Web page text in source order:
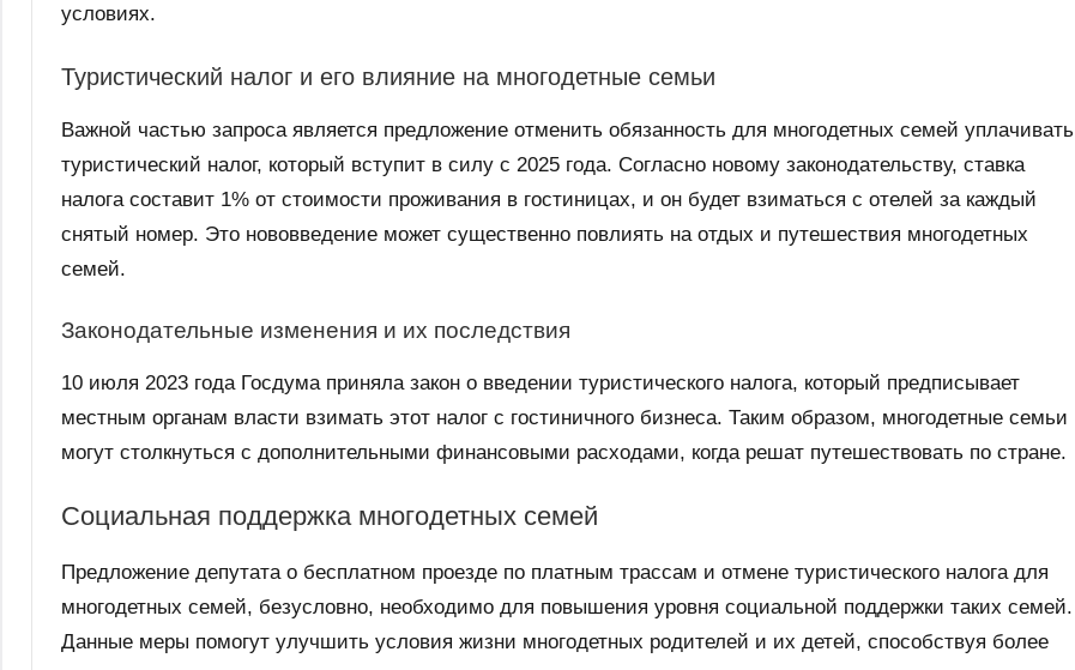
условиях.
Туристический налог и его влияние на многодетные семьи
Важной частью запроса является предложение отменить обязанность для многодетных семей уплачивать
туристический налог, который вступит в силу с 2025 года. Согласно новому законодательству, ставка
налога составит 1% от стоимости проживания в гостиницах, и он будет взиматься с отелей за каждый
снятый номер. Это нововведение может существенно повлиять на отдых и путешествия многодетных
семей.
Законодательные изменения и их последствия
10 июля 2023 года Госдума приняла закон о введении туристического налога, который предписывает
местным органам власти взимать этот налог с гостиничного бизнеса. Таким образом, многодетные семьи
могут столкнуться с дополнительными финансовыми расходами, когда решат путешествовать по стране.
Социальная поддержка многодетных семей
Предложение депутата о бесплатном проезде по платным трассам и отмене туристического налога для
многодетных семей, безусловно, необходимо для повышения уровня социальной поддержки таких семей.
Данные меры помогут улучшить условия жизни многодетных родителей и их детей, способствуя более